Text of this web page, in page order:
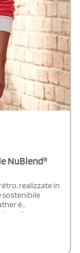
NuBlend®
realizzate in
sostenibile
è
college,
La tasca
a quarto di
più